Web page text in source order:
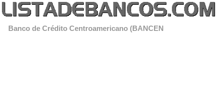
Banco de Crédito Centroamericano (BANCEN